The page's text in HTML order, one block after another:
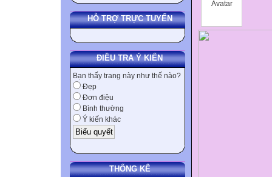
HỖ TRỢ TRỰC TUYẾN
ĐIỀU TRA Ý KIẾN
Bạn thấy trang này như thế nào?
Đẹp
Đơn điệu
Bình thường
Ý kiến khác
THỐNG KÊ